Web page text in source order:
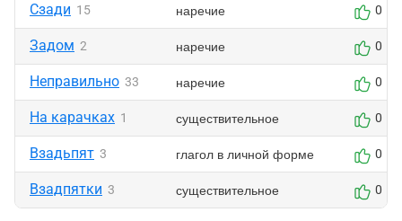
Сзади 15 наречие 0
Задом 2 наречие 0
Неправильно 33 наречие 0
На карачках 1 существительное 0
Взадьпят 3 глагол в личной форме 0
Взадпятки 3 существительное 0